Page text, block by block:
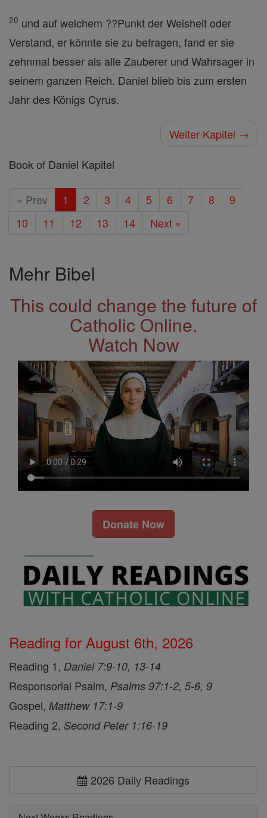
20 und auf welchem ??Punkt der Weisheit oder
Verstand, er könnte sie zu befragen, fand er sie
zehnmal besser als alle Zauberer und Wahrsager in
seinem ganzen Reich. Daniel blieb bis zum ersten
Jahr des Königs Cyrus.
Weiter Kapitel →
Book of Daniel Kapitel
« Prev 1 2 3 4 5 6 7 8
9
10
11 12 13 14 Next »
Mehr Bibel
This could change the future of
Catholic Online.
Watch Now
Donate Now
Reading for August 6th, 2026
Reading 1, Daniel 7:9-10, 13-14
Responsorial Psalm, Psalms 97:1-2, 5-6, 9
Gospel, Matthew 17:1-9
Reading 2, Second Peter 1:16-19
2026 Daily Readings